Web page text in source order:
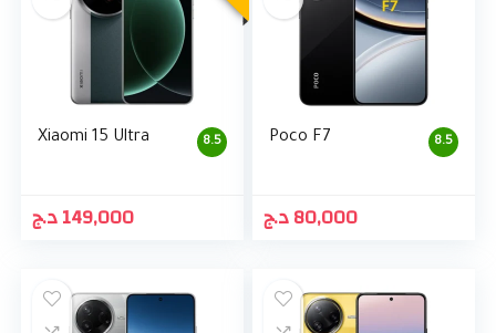
8.5
Xiaomi 15 Ultra
149,000د.ج
8.5
Poco F7
80,000د.ج